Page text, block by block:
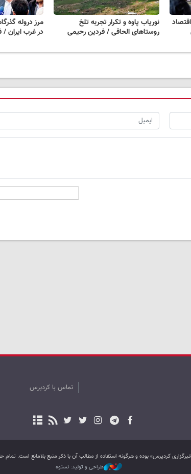
نوریاب پاوه و تکرار تجربه تلخ
روستاهای الحاقی / فردین رحیمی
مرز دروله
در غرب ایران
تماس با کردپرس
کردپرس» بوده و هرگونه استفاده از مطالب آن با ذکر منبع بلامانع است.
طراحی و تولید: نستوه